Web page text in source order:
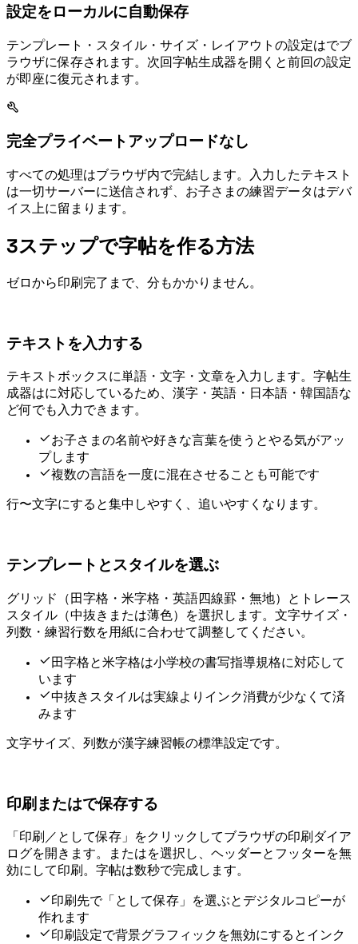
設定をローカルに自動保存
テンプレート・スタイル・サイズ・レイアウトの設定はLocalStorageでブ
ラウザに保存されます。次回字帖生成器を開くと前回の設定
が即座に復元されます。
完全プライベート — アップロードなし
すべての処理はブラウザ内で完結します。入力したテキスト
は一切サーバーに送信されず、お子さまの練習データはデバ
イス上に留まります。
3ステップで字帖を作る方法
ゼロから印刷完了まで、1分もかかりません。
テキストを入力する
テキストボックスに単語・文字・文章を入力します。字帖生
成器はUnicodeに対応しているため、漢字・英語・日本語・韓国語な
ど何でも入力できます。
お子さまの名前や好きな言葉を使うとやる気がアッ
プします
複数の言語を一度に混在させることも可能です
1行4〜8文字にすると集中しやすく、追いやすくなります。
テンプレートとスタイルを選ぶ
グリッド（田字格・米字格・英語四線罫・無地）とトレース
スタイル（中抜きまたは薄色）を選択します。文字サイズ・
列数・練習行数を用紙に合わせて調整してください。
田字格と米字格は小学校の書写指導規格に対応して
います
中抜きスタイルは実線よりインク消費が少なくて済
みます
文字サイズ80、列数8がA4漢字練習帳の標準設定です。
印刷またはPDFで保存する
「印刷／PDFとして保存」をクリックしてブラウザの印刷ダイア
ログを開きます。A4またはLetterを選択し、ヘッダーとフッターを無
効にして印刷。字帖は数秒で完成します。
印刷先で「PDFとして保存」を選ぶとデジタルコピーが
作れます
印刷設定で背景グラフィックを無効にするとインク